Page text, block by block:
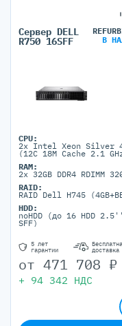
Сервер DELL
R750 16SFF
В
CPU:
2x Intel Xeon Silver
(12C 18M Cache 2.1
RAM:
2x 32GB DDR4 RDIMM
RAID:
RAID Dell H745
HDD:
noHDD (до 16 HDD 2.5''
SFF)
5 лет
гарантии
доставка
от 471 708 ₽
+ 94 342 НДС